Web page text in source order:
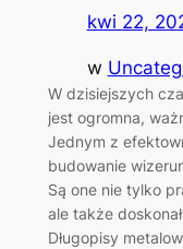
kwi 22,
w
W dzisiejszych
jest ogromna,
Jednym z
budowanie
Są one nie tylko
ale także
Długopisy